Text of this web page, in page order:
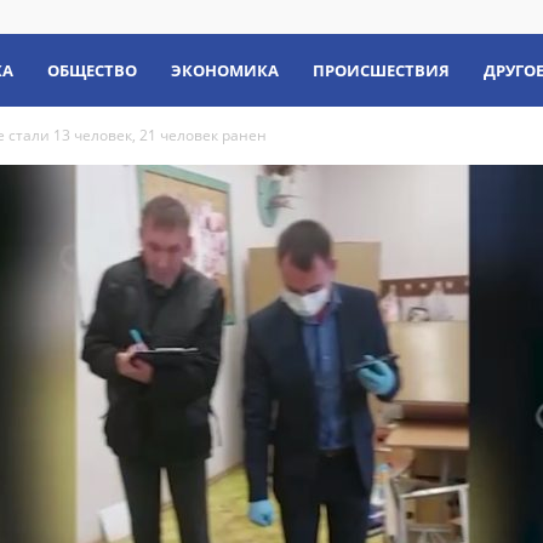
ОБЩЕСТВО ЭКОНОМИКА ПРОИСШЕСТВИЯ ДРУГОЕ
13 человек, 21 человек ранен